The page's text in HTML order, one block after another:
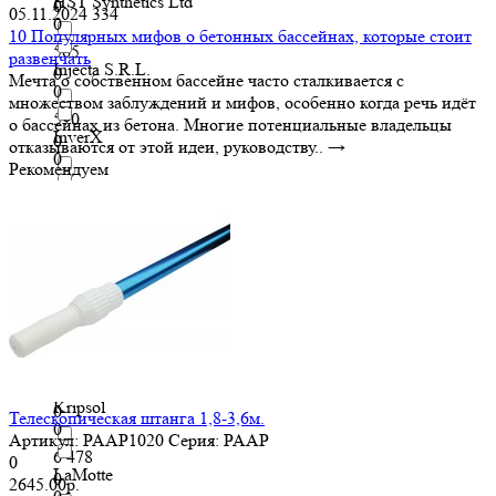
0
565
0
570
0
6 049
6 148
0
0
6 478
0
0
Injecta S.R.L.
0
InverX
0
Kokido
Kripsol
0
LaMotte
05.11.2024 334
10 Популярных мифов о бетонных бассейнах, которые стоит
развенчать
Мечта о собственном бассейне часто сталкивается с
множеством заблуждений и мифов, особенно когда речь идёт
о бассейнах из бетона. Многие потенциальные владельцы
отказываются от этой идеи, руководству.. →
Рекомендуем
Телескопическая штанга 1,8-3,6м.
Артикул: PAAP1020 Серия: PAAP
0
2645.00р.